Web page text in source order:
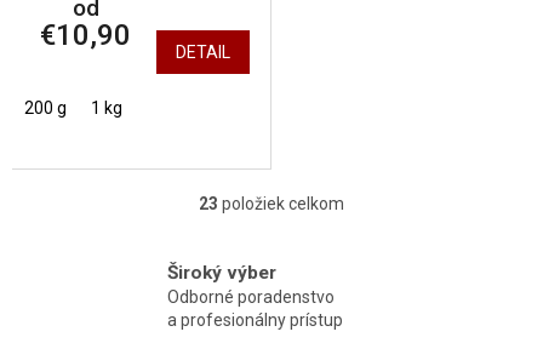
od
€10,90 DETAIL
200 g 1 kg
O
á
d
a
23 položiek celkom
Široký výber
Odborné poradenstvo
a profesionálny prístup